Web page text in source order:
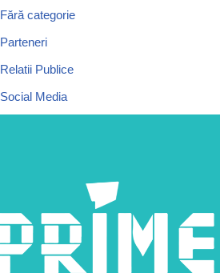
Fără categorie
Parteneri
Relatii Publice
Social Media